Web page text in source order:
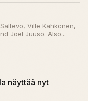
Ville Kähkönen,
Joel Juuso. Also...
näyttää nyt